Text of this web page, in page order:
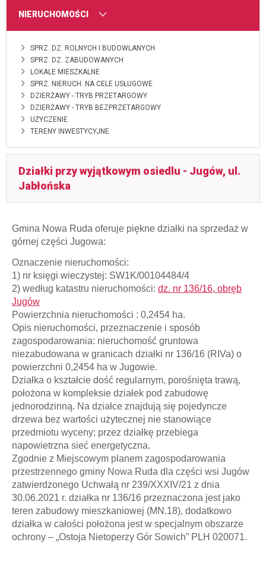
MENU
NIERUCHOMOŚCI
SPRZ. DZ. ROLNYCH I BUDOWLANYCH
SPRZ. DZ. ZABUDOWANYCH
LOKALE MIESZKALNE
SPRZ. NIERUCH. NA CELE USŁUGOWE
DZIERŻAWY - TRYB PRZETARGOWY
DZIERŻAWY - TRYB BEZPRZETARGOWY
UŻYCZENIE
TERENY INWESTYCYJNE
Działki przy wyjątkowym osiedlu - Jugów, ul.
Jabłońska
Gmina Nowa Ruda oferuje piękne działki na sprzedaż w
górnej części Jugowa:
Oznaczenie nieruchomości:
1) nr księgi wieczystej: SW1K/00104484/4
2) według katastru nieruchomości: dz. nr 136/16, obręb
Jugów
Powierzchnia nieruchomości : 0,2454 ha.
Opis nieruchomości, przeznaczenie i sposób
zagospodarowania: nieruchomość gruntowa
niezabudowana w granicach działki nr 136/16 (RIVa) o
powierzchni 0,2454 ha w Jugowie.
Działka o kształcie dość regularnym, porośnięta trawą,
położona w kompleksie działek pod zabudowę
jednorodzinną. Na działce znajdują się pojedyncze
drzewa bez wartości użytecznej nie stanowiące
przedmiotu wyceny; przez działkę przebiega
napowietrzna sieć energetyczna.
Zgodnie z Miejscowym planem zagospodarowania
przestrzennego gminy Nowa Ruda dla części wsi Jugów
zatwierdzonego Uchwałą nr 239/XXXIV/21 z dnia
30.06.2021 r. działka nr 136/16 przeznaczona jest jako
teren zabudowy mieszkaniowej (MN.18), dodatkowo
działka w całości położona jest w specjalnym obszarze
ochrony – „Ostoja Nietoperzy Gór Sowich” PLH 020071.